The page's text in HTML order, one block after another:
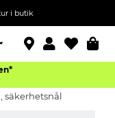
i butik
säkerhetsnål